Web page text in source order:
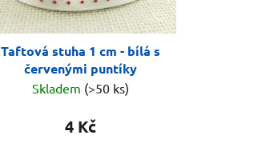
Taftová stuha 1 cm - bílá s
červenými puntíky
Skladem (>50 ks)
4 Kč